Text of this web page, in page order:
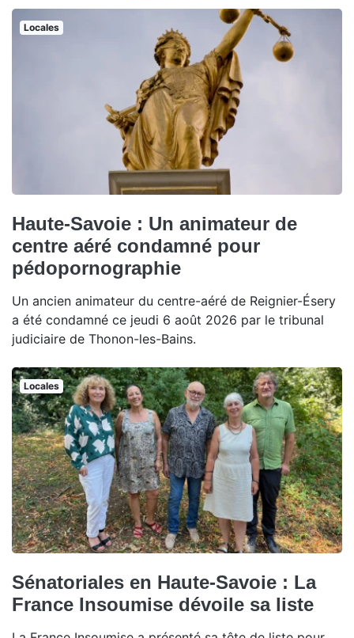
Locales
Haute-Savoie : Un animateur de
centre aéré condamné pour
pédopornographie
Un ancien animateur du centre-aéré de Reignier-Ésery
a été condamné ce jeudi 6 août 2026 par le tribunal
judiciaire de Thonon-les-Bains.
Locales
Sénatoriales en Haute-Savoie : La
France Insoumise dévoile sa liste